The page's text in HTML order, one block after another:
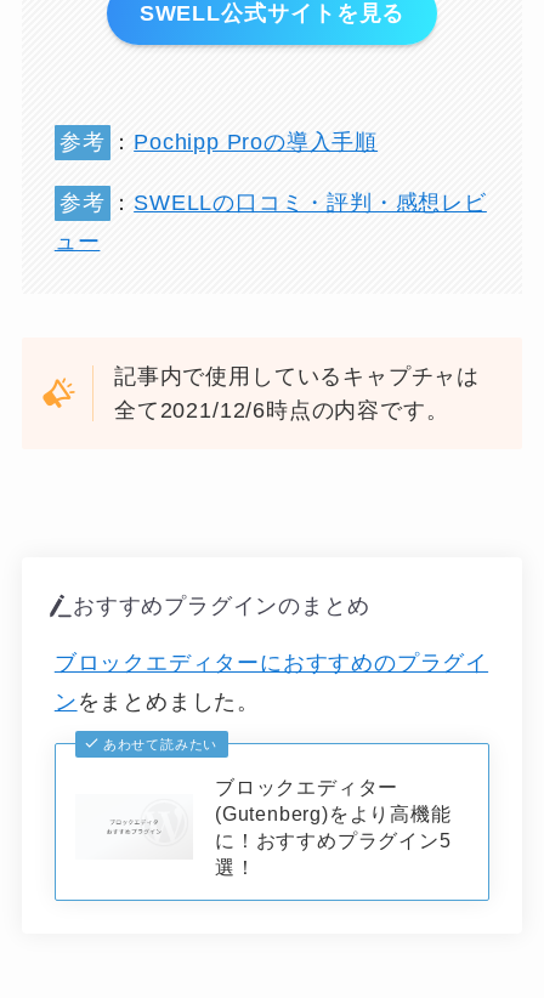
SWELL公式サイトを見る
参考 ： Pochipp Proの導入手順
参考 ： SWELLの口コミ・評判・感想レビ
ュー
記事内で使用しているキャプチャは
全て2021/12/6時点の内容です。
おすすめプラグインのまとめ
ブロックエディターにおすすめのプラグイ
ン をまとめました。
あわせて読みたい
ブロックエディター
(Gutenberg)をより高機能
に！おすすめプラグイン5
選！